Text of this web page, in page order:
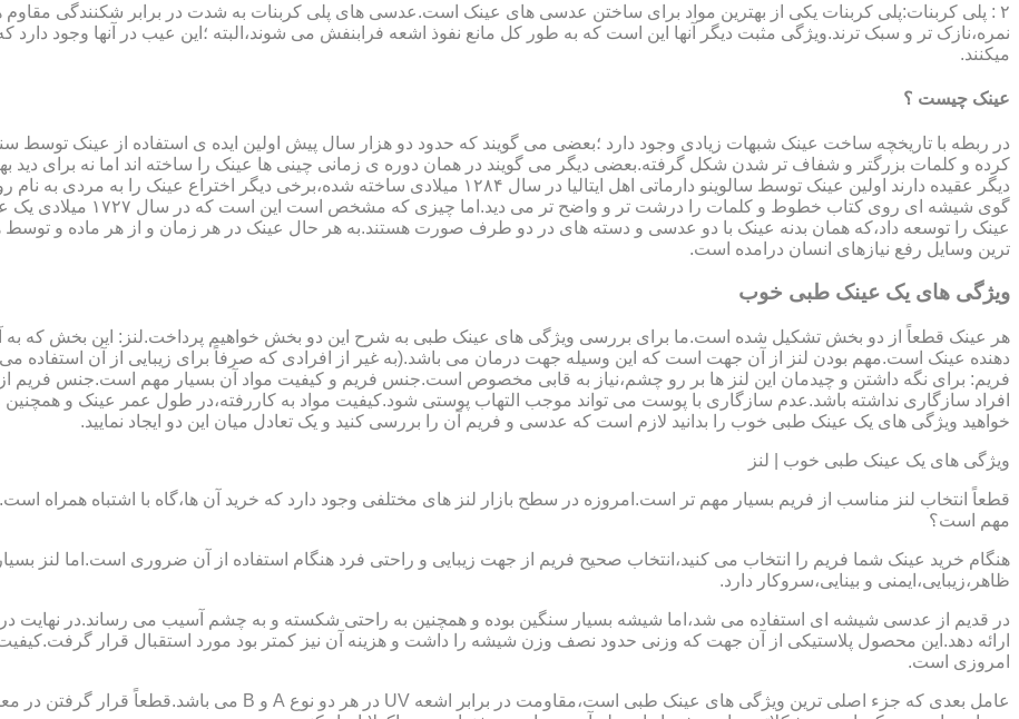
۲ : پلی کربنات:پلی کربنات یکی از بهترین مواد برای ساختن عدسی های عینک است.عدسی های پلی کربنات به شدت در برابر شکنندگی
نمره،نازک تر و سبک ترند.ویژگی مثبت دیگر آنها این است که به طور کل مانع نفوذ اشعه فرابنفش می شوند،البته ؛این عیب در آنها وجود دارد که
میکنند.
عینک چیست ؟
در ربطه با تاریخچه ساخت عینک شبهات زیادی وجود دارد ؛بعضی می گویند که حدود دو هزار سال پیش اولین ایده ی استفاده از عینک توسط
کرده و کلمات بزرگتر و شفاف تر شدن شکل گرفته.بعضی دیگر می گویند در همان دوره ی زمانی چینی ها عینک را ساخته اند اما نه برای دید
گوی شیشه ای روی کتاب خطوط
عینک را توسعه داد،که همان بدنه عینک با دو عدسی و دسته های در دو طرف صورت هستند.به هر حال عینک در هر زمان و از هر ماده و توسط
ترین وسایل رفع نیازهای انسان درامده است.
ویژگی های یک عینک طبی خوب
هر عینک قطعاً از دو بخش تشکیل شده است.ما برای بررسی ویژگی های عینک طبی به شرح این دو بخش خواهیم پرداخت.لنز: این بخش که
دهنده عینک است.مهم بودن لنز از آن جهت است که این وسیله جهت درمان می باشد.(به غیر از افرادی که صرفاً برای زیبایی از آن
فریم: برای نگه داشتن و چیدمان این لنز ها بر رو چشم،نیاز به قابی مخصوص است.جنس فریم و کیفیت مواد آن بسیار مهم است.جنس
افراد سازگاری نداشته باشد.عدم سازگاری با پوست می تواند موجب التهاب پوستی شود.کیفیت مواد به کاررفته،در طول عمر عینک و همچنین
خواهید ویژگی های یک عینک طبی خوب را بدانید لازم است که عدسی و فریم آن را بررسی کنید و یک تعادل میان این دو ایجاد نمایید.
ویژگی های یک عینک طبی خوب | لنز
قطعاً انتخاب لنز مناسب از فریم بسیار مهم تر است.امروزه در سطح بازار لنز های مختلفی وجود دارد که خرید آن ها،گاه با اشتباه همراه
مهم است؟
هنگام خرید عینک شما فریم را انتخاب می کنید،انتخاب صحیح فریم از جهت زیبایی و راحتی فرد هنگام استفاده از آن ضروری است.اما لنز
ظاهر،زیبایی،ایمنی و بینایی،سروکار دارد.
ارائه دهد.این محصول پلاستیکی از آن جهت که وزنی حدود نصف وزن شیشه را داشت و هزینه آن نیز کمتر بود مورد استقبال قرار گرفت.کیفیت
امروزی است.